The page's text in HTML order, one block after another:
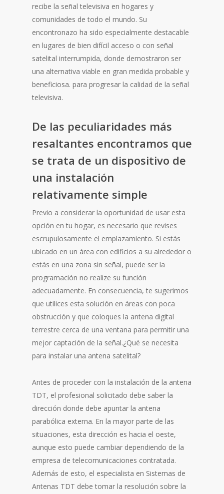
recibe la señal televisiva en hogares y
comunidades de todo el mundo. Su
encontronazo ha sido especialmente destacable
en lugares de bien difícil acceso o con señal
satelital interrumpida, donde demostraron ser
una alternativa viable en gran medida probable y
beneficiosa. para progresar la calidad de la señal
televisiva.
De las peculiaridades más
resaltantes encontramos que
se trata de un dispositivo de
una instalación
relativamente simple
Previo a considerar la oportunidad de usar esta
opción en tu hogar, es necesario que revises
escrupulosamente el emplazamiento. Si estás
ubicado en un área con edificios a su alrededor o
estás en una zona sin señal, puede ser la
programación no realize su función
adecuadamente. En consecuencia, te sugerimos
que utilices esta solución en áreas con poca
obstrucción y que coloques la antena digital
terrestre cerca de una ventana para permitir una
mejor captación de la señal.¿Qué se necesita
para instalar una antena satelital?
Antes de proceder con la instalación de la antena
TDT, el profesional solicitado debe saber la
dirección donde debe apuntar la antena
parabólica externa. En la mayor parte de las
situaciones, esta dirección es hacia el oeste,
aunque esto puede cambiar dependiendo de la
empresa de telecomunicaciones contratada.
Además de esto, el especialista en Sistemas de
Antenas TDT debe tomar la resolución sobre la